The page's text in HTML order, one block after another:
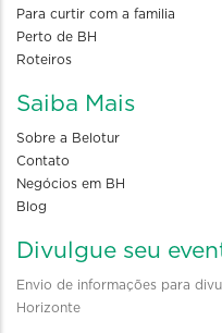
Para curtir com a familia
Perto de BH
Roteiros
Saiba Mais
Sobre a Belotur
Contato
Negócios em BH
Blog
Divulgue seu
Envio de informações para
Horizonte